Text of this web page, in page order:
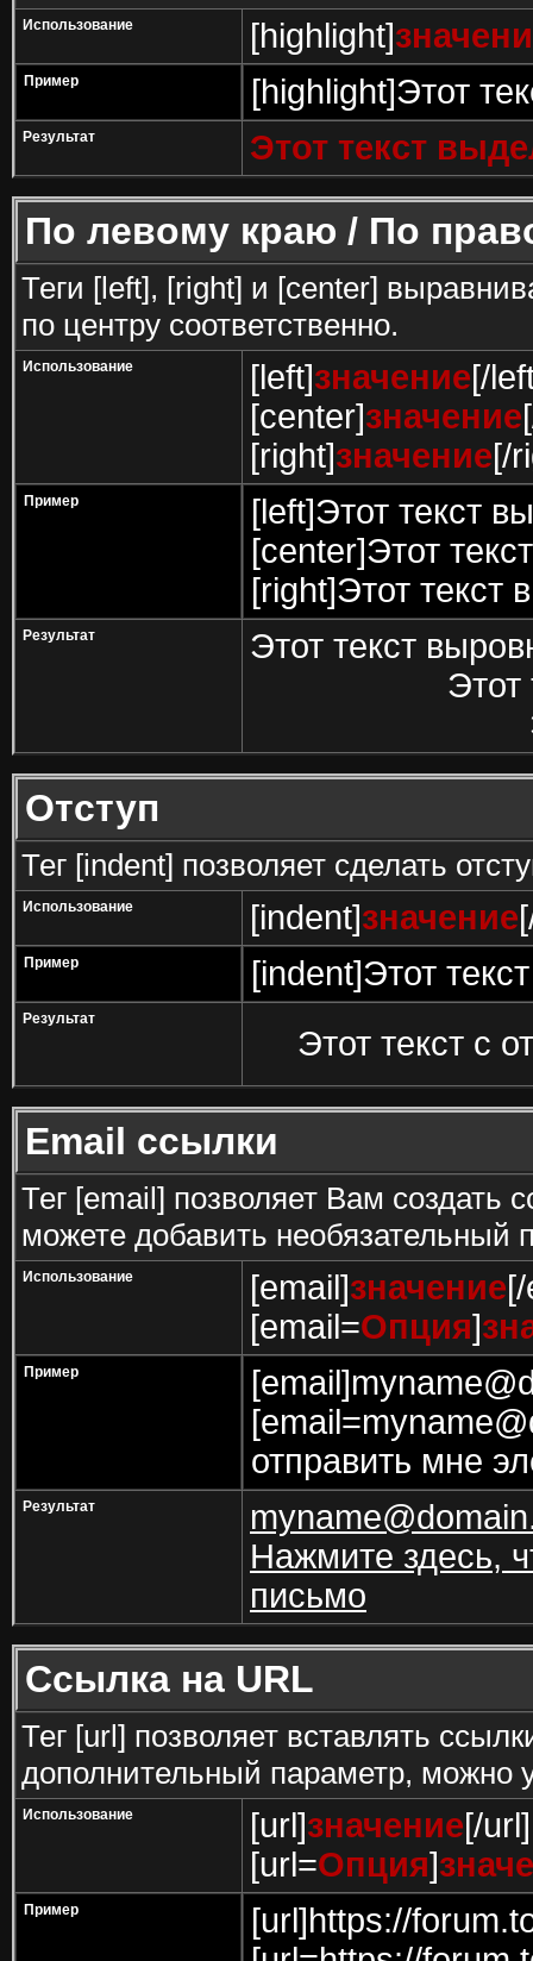
Использование [highlight]
Пример [highlight]Этот
Результат Этот текст
По левому краю / По
Теги [left], [right] и [center]
по центру соответственно.
Использование [left]значение[/
[center]значение
[right]значение[/
Пример
[left]Этот текст
[center]Этот
[right]Этот текст
Результат
Этот текст
Этот
Отступ
Тег [indent] позволяет сделать
Использование [indent]значение
Пример [indent]Этот
Результат
Этот текст с
Email ссылки
Тег [email] позволяет Вам создать
можете добавить необязательный
Использование [email]значение
[email=Опция]
Пример
отправить мне
Результат
Нажмите здесь,
письмо
Ссылка на URL
Тег [url] позволяет вставлять
дополнительный параметр, можно
Использование [url]значение[/url]
[url=Опция]
Пример
[url]https://